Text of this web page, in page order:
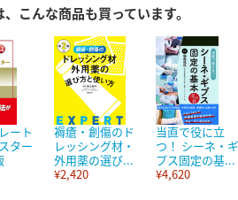
こんな商品も買っています。
ート
ター
褥瘡・創傷のド
レッシング材・
外用薬の選び...
¥2,420
当直で役に立
つ！ シーネ・ギ
プス固定の基...
¥4,620